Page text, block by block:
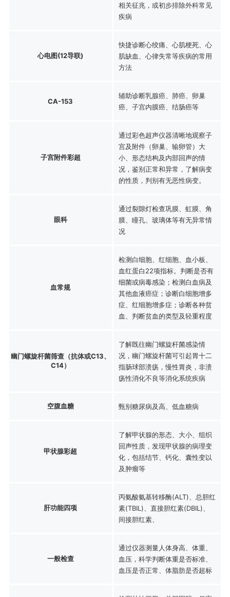
相关征兆，或初步排除外科常见
疾病
心电图(12导联)
快捷诊断心绞痛、心肌梗死、心
肌缺血、心律失常等疾病的常用
方法
CA-153
辅助诊断乳腺癌、肺癌、卵巢
癌、子宫内膜癌、结肠癌等
子宫附件彩超
通过彩色超声仪器清晰地观察子
宫及附件（卵巢、输卵管）大
小、形态结构及内部回声的情
况，鉴别正常和异常，了解病变
的性质，判别有无恶性病变。
眼科
通过裂隙灯检查巩膜、虹膜、角
膜、瞳孔、玻璃体等有无异常情
况
血常规
检测白细胞、红细胞、血小板、
血红蛋白22项指标。判断是否有
细菌或病毒感染；检测白血病及
其他血液癌症；诊断白细胞增多
症、红细胞增多症；诊断各种贫
血、判断贫血的类型及轻重程度
幽门螺旋杆菌筛查（抗体或C13、
C14）
了解既往幽门螺旋杆菌感染情
况，幽门螺旋杆菌可引起胃十二
指肠球部溃疡，慢性胃炎，非溃
疡性消化不良等消化系统疾病
空腹血糖 甄别糖尿病及高、低血糖病
甲状腺彩超
了解甲状腺的形态、大小、组织
回声性质，发现甲状腺的病理变
化，包括结节、钙化、囊性变以
及肿瘤等
肝功能四项
丙氨酸氨基转移酶(ALT)、总胆红
素(TBIL)、直接胆红素(DBIL)、
间接胆红素、
一般检查
通过仪器测量人体身高、体重、
血压，科学判断体重是否标准、
血压是否正常、体脂肪是否超标